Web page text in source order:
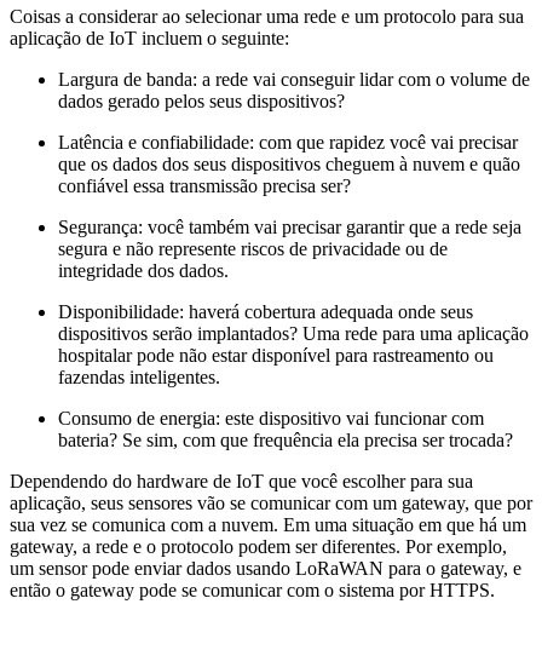
Coisas a considerar ao selecionar uma rede e um protocolo para sua
aplicação de IoT incluem o seguinte:
Largura de banda: a rede vai conseguir lidar com o volume de
dados gerado pelos seus dispositivos?
Latência e confiabilidade: com que rapidez você vai precisar
que os dados dos seus dispositivos cheguem à nuvem e quão
confiável essa transmissão precisa ser?
Segurança: você também vai precisar garantir que a rede seja
segura e não represente riscos de privacidade ou de
integridade dos dados.
Disponibilidade: haverá cobertura adequada onde seus
dispositivos serão implantados? Uma rede para uma aplicação
hospitalar pode não estar disponível para rastreamento ou
fazendas inteligentes.
Consumo de energia: este dispositivo vai funcionar com
bateria? Se sim, com que frequência ela precisa ser trocada?
Dependendo do hardware de IoT que você escolher para sua
aplicação, seus sensores vão se comunicar com um gateway, que por
sua vez se comunica com a nuvem. Em uma situação em que há um
gateway, a rede e o protocolo podem ser diferentes. Por exemplo,
um sensor pode enviar dados usando LoRaWAN para o gateway, e
então o gateway pode se comunicar com o sistema por HTTPS.